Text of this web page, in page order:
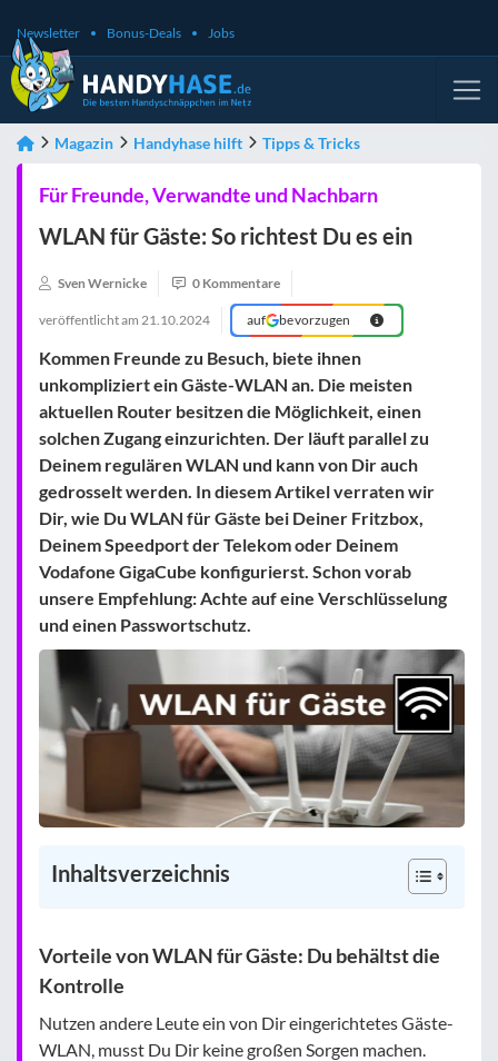
Newsletter Bonus-Deals Jobs
Magazin Handyhase hilft Tipps & Tricks
Für Freunde, Verwandte und Nachbarn
WLAN für Gäste: So richtest Du es ein
Sven Wernicke 0 Kommentare
veröffentlicht am 21.10.2024 auf bevorzugen
Kommen Freunde zu Besuch, biete ihnen
unkompliziert einGäste-WLAN an. Die meisten
aktuellen Router besitzen die Möglichkeit, einen
solchen Zugang einzurichten. Der läuft parallel zu
Deinem regulären WLAN und kann von Dir auch
gedrosselt werden. In diesem Artikel verraten wir
Dir, wie Du WLAN für Gäste bei Deiner Fritzbox,
Deinem Speedport der Telekom oder Deinem
Vodafone GigaCube konfigurierst. Schon vorab
unsere Empfehlung: Achte auf eine Verschlüsselung
und einen Passwortschutz.
Inhaltsverzeichnis
Vorteile von WLAN für Gäste: Du behältst die
Kontrolle
Nutzen andere Leute ein von Dir eingerichtetes Gäste-
WLAN, musst Du Dir keine großen Sorgen machen.